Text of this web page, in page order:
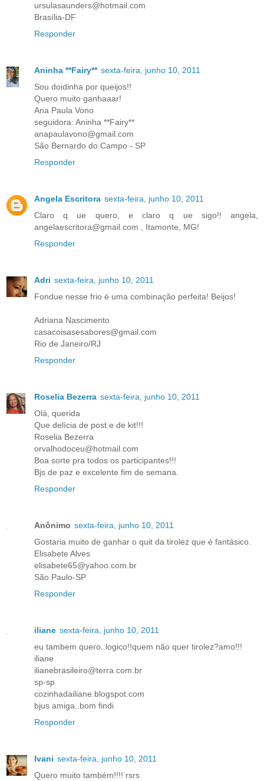
ursulasaunders@hotmail.com
Brasília-DF
Responder
Aninha **Fairy** sexta-feira, junho 10, 2011
Sou doidinha por queijos!!
Quero muito ganhaaar!
Ana Paula Vono
seguidora: Aninha **Fairy**
anapaulavono@gmail.com
São Bernardo do Campo - SP
Responder
Angela Escritora sexta-feira, junho 10, 2011
Claro q ue quero, e claro q ue sigo!! angela,
angelaescritora@gmail.com , Itamonte, MG!
Responder
Adri sexta-feira, junho 10, 2011
Fondue nesse frio é uma combinação perfeita! Beijos!
Adriana Nascimento
casacoisasesabores@gmail.com
Rio de Janeiro/RJ
Responder
Roselia Bezerra sexta-feira, junho 10, 2011
Olá, querida
Que delícia de post e de kit!!!
Roselia Bezerra
orvalhodoceu@hotmail.com
Boa sorte pra todos os participantes!!!
Bjs de paz e excelente fim de semana.
Responder
Anônimo sexta-feira, junho 10, 2011
Gostaria muito de ganhar o quit da tirolez que é fantásico.
Elisabete Alves
elisabete65@yahoo.com.br
São Paulo-SP
Responder
iliane sexta-feira, junho 10, 2011
eu tambem quero..logico!!quem não quer tirolez?amo!!!
iliane
ilianebrasileiro@terra.com.br
sp-sp
cozinhadailiane.blogspot.com
bjus amiga..bom findi
Responder
Ivani sexta-feira, junho 10, 2011
Quero muito também!!!! rsrs